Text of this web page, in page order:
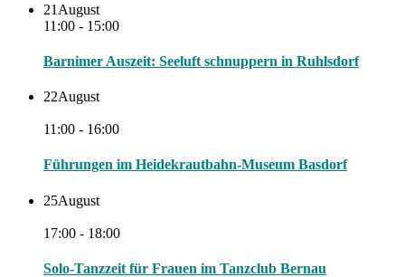
21 August
11:00 - 15:00
Barnimer Auszeit: Seeluft schnuppern in Ruhlsdorf
22August
11:00 - 16:00
Führungen im Heidekrautbahn-Museum Basdorf
25August
17:00 - 18:00
Solo-Tanzzeit für Frauen im Tanzclub Bernau